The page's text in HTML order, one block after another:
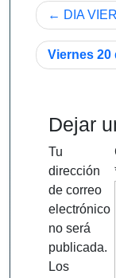
de
entradas
DIA
Viernes 20
Dejar
Tu
dirección
de correo
electrónico
no será
publicada.
Los